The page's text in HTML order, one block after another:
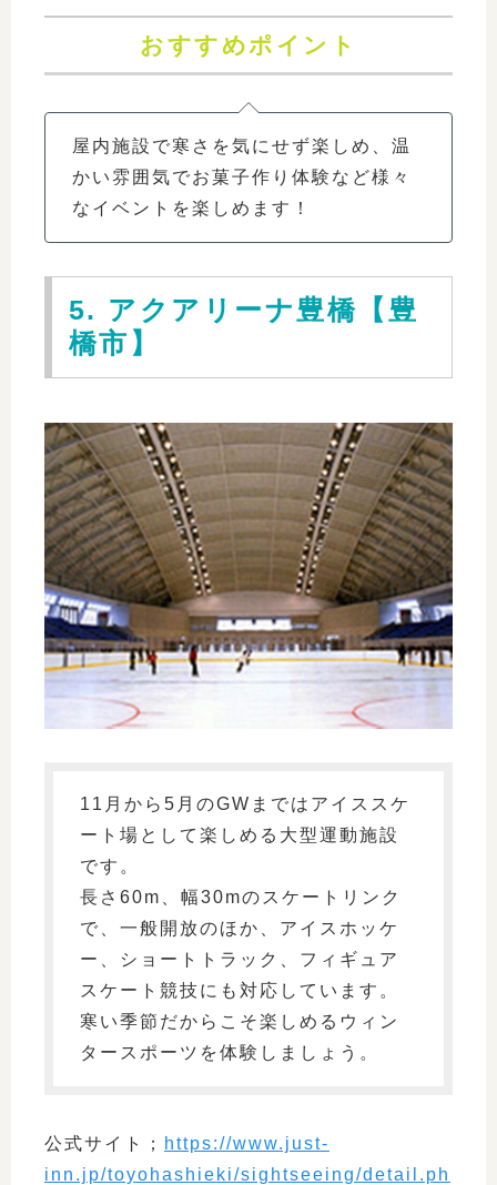
おすすめポイント
屋内施設で寒さを気にせず楽しめ、温
かい雰囲気でお菓子作り体験など様々
なイベントを楽しめます！
5. アクアリーナ豊橋【豊
橋市】
11月から5月のGWまではアイススケ
ート場として楽しめる大型運動施設
です。
長さ60m、幅30mのスケートリンク
で、一般開放のほか、アイスホッケ
ー、ショートトラック、フィギュア
スケート競技にも対応しています。
寒い季節だからこそ楽しめるウィン
タースポーツを体験しましょう。
公式サイト；
https://www.just-
inn.jp/toyohashieki/sightseeing/detail.ph